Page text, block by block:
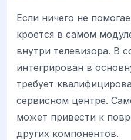
Если ничего не
кроется в самом
внутри телевизора. В
интегрирован в
требует
сервисном центре.
может привести к
других компонентов.